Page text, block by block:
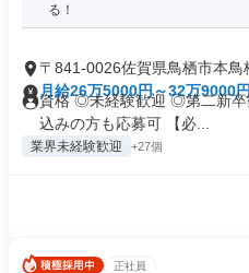
る！
〒841-0026佐賀県鳥栖市本鳥
月給26万5000円～32万9000円
資格 ◎未経験歓迎 ◎第二新
込みの方も応募可 【必...
業界未経験歓迎 +27個
正社員